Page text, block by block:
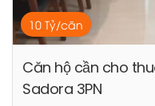
10 Tỷ/căn
Căn hộ cần cho
Sadora 3PN